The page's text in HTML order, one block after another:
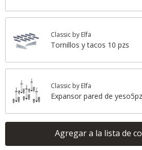
Classic by Elfa
Tornillos y tacos 10 pzs
Classic by Elfa
Expansor pared de
Agregar a la lista de